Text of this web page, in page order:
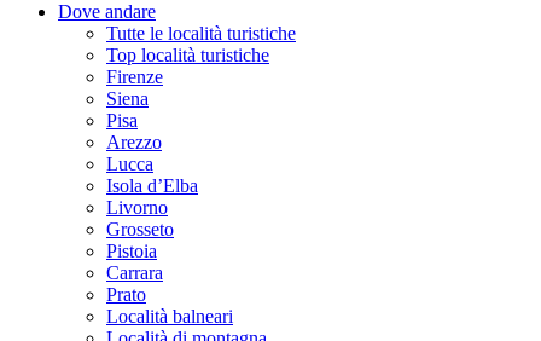
Dove andare
Tutte le località turistiche
Top località turistiche
Firenze
Siena
Pisa
Arezzo
Lucca
Isola d’Elba
Livorno
Grosseto
Pistoia
Carrara
Prato
Località balneari